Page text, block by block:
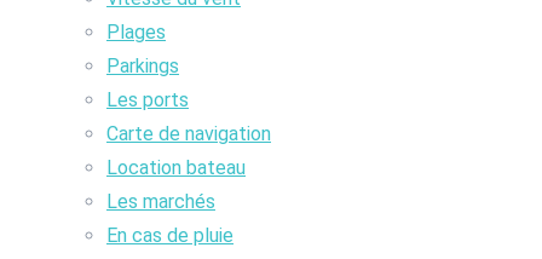
Plages
Parkings
Les ports
Carte de navigation
Location bateau
Les marchés
En cas de pluie